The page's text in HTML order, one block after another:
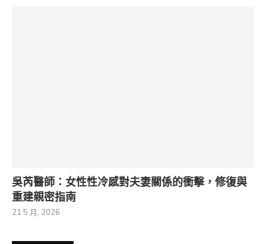
吳芮醫師：女性性冷感對夫妻關係的衝擊，修復與
重建親密指南
21 5 月, 2026